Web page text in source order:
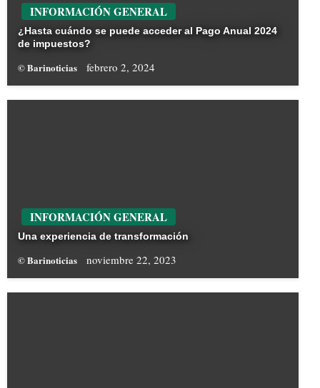
INFORMACIÓN GENERAL
¿Hasta cuándo se puede acceder al Pago Anual 2024
de impuestos?
© Barinoticias febrero 2, 2024
INFORMACIÓN GENERAL
Una experiencia de transformación
© Barinoticias noviembre 22, 2023